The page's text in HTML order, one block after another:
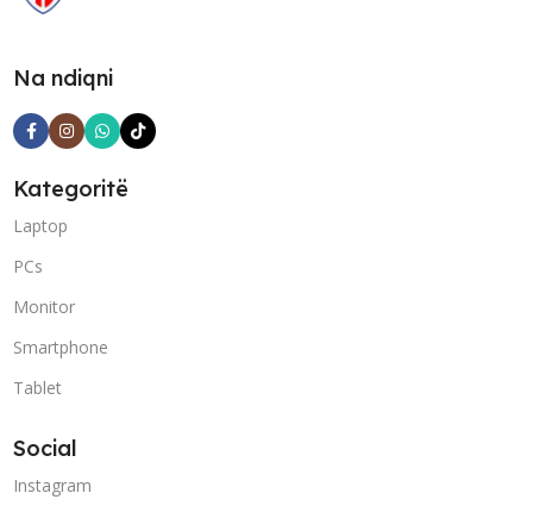
Na ndiqni
Kategoritë
Laptop
PCs
Monitor
Smartphone
Tablet
Social
Instagram